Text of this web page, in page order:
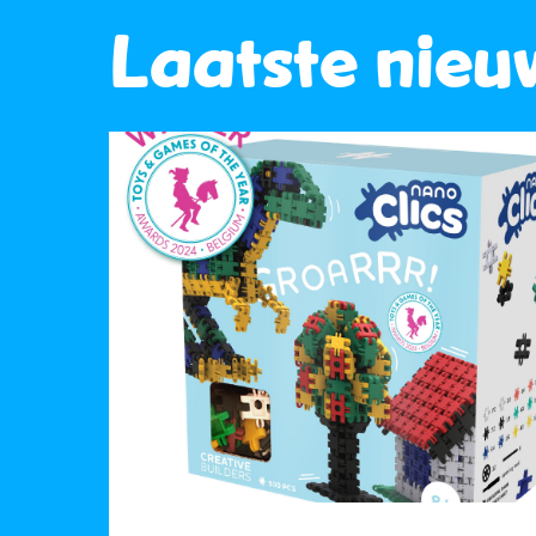
Laatste